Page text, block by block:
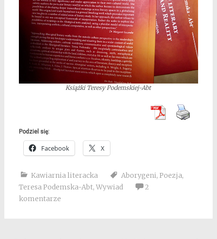
Książki Teresy Podemskiej-Abt
Podziel się:
Facebook X
Kawiarnia literacka Aborygeni, Poezja,
Teresa Podemska-Abt, Wywiad
2
komentarze